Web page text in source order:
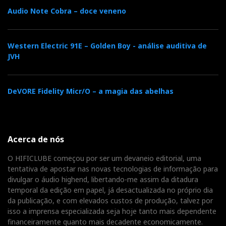
e Tube+.
XSpace alarga horizontes
Apesar de poderoso, o Phantom sentiu-se ainda mais
confortável a alimentar o Hifiman HE1000 com 9dB
de ganho. Também experimentei 18dB, o que era
especialmente o último, porque começa a fazer efeito
logo abaixo dos 200Hz, e isso já é entrar no território
da voz masculina.
Também gostei de brincar com o modoXSpacea 30,
60 e 90 graus. O som abre como se eu estivesse a
ouvir colunas muito afastadas entre si. Embora não
Audio Note Cobra – doce veneno
Western Electric 91E – Golden Boy - análise auditiva de
JVH
DeVORE Fidelity Micr/O – a magia das abelhas
Acerca de nós
O HIFICLUBE começou por ser um devaneio editorial, uma
tentativa de apostar nas novas tecnologias de informação para
divulgar o áudio highend, libertando-me assim da ditadura
temporal da edição em papel, já desactualizada no próprio dia
da publicação, e com elevados custos de produção, talvez por
isso a imprensa especializada seja hoje tanto mais dependente
financeiramente quanto mais decadente economicamente.